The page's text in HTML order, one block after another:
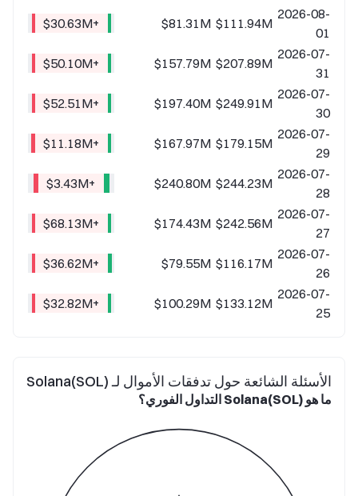
2026-08-
01
$111.94M
$81.31M
+$30.63M
2026-07-
31
$207.89M
$157.79M
+$50.10M
2026-07-
30
$249.91M
$197.40M
+$52.51M
2026-07-
29
$179.15M
$167.97M
+$11.18M
2026-07-
28
$244.23M
$240.80M
+$3.43M
2026-07-
27
$242.56M
$174.43M
+$68.13M
2026-07-
26
$116.17M
$79.55M
+$36.62M
2026-07-
25
$133.12M
$100.29M
+$32.82M
الأسئلة الشائعة حول تدفقات الأموال لـ Solana(SOL)
ما هو Solana(SOL) التداول الفوري؟